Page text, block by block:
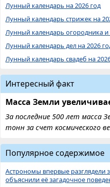
Лунный календарь на 2026 год
Лунный календарь стрижек на
Лунный календарь огородника и
Лунный календарь дел на 2026
Лунный календарь свадеб на
Интересный факт
Масса Земли
За последние 500 лет масса
тонн за счет космического
Популярное содержимое
Астрономы впервые разглядели
объяснили её загадочное